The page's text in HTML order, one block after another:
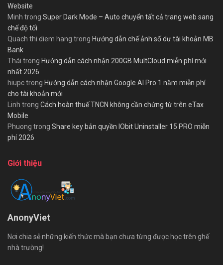
Website
Minh trong Super Dark Mode – Auto chuyển tất cả trang web sang
chế độ tối
Quach thi diem hang trong Hướng dẫn chế ảnh số dư tài khoản MB
Bank
Thái trong Hướng dẫn cách nhận 200GB MultCloud miễn phí mới
nhất 2026
hiupctrong Hướng dẫn cách nhận Google AI Pro 1 năm miễn phí
cho tài khoản mới
Linh trong Cách hoàn thuế TNCN không cần chứng từ trên eTax
Mobile
Phuong trong Share key bản quyền IObit Uninstaller 15 PRO miễn
phí 2026
Giới thiệu
AnonyViet
Nơi chia sẻ những kiến thức mà bạn chưa từng được học trên ghế
nhà trường!